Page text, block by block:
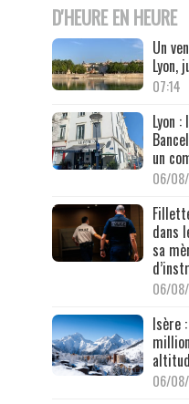
D'HEURE EN HEURE
Un
Lyon,
07:14
Lyon
un
06/
dans
sa
06/
Isère
06/